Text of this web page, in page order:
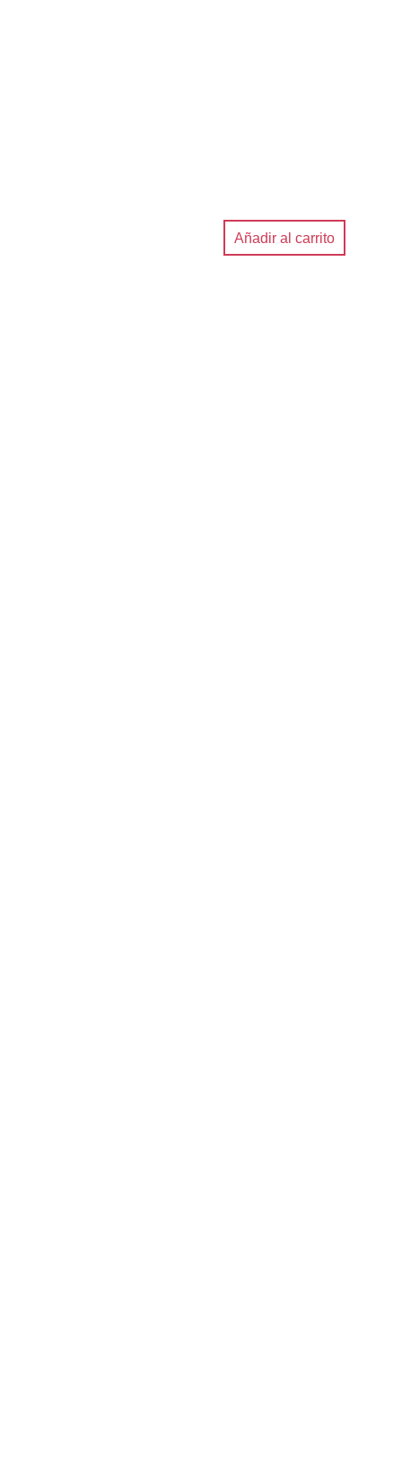
Añadir al carrito